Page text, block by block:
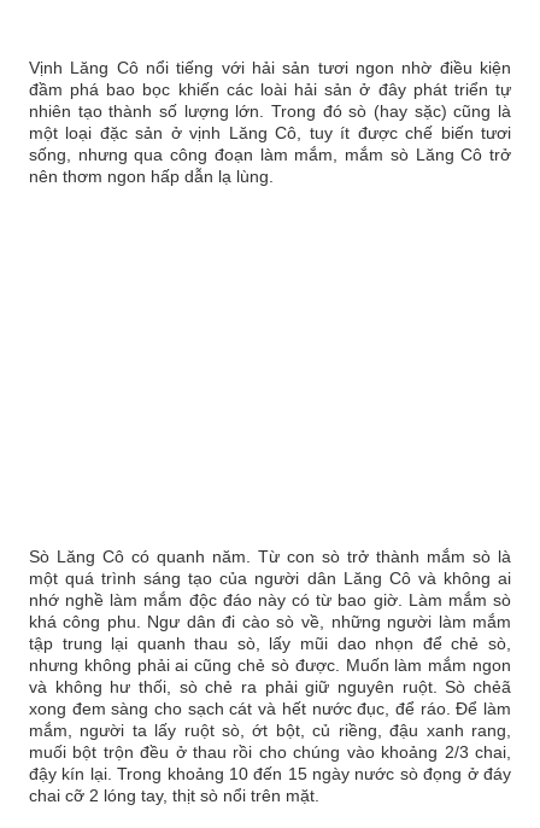
Vịnh Lăng Cô nổi tiếng với hải sản tươi ngon nhờ điều kiện
đầm phá bao bọc khiến các loài hải sản ở đây phát triển tự
nhiên tạo thành số lượng lớn. Trong đó sò (hay sặc) cũng là
một loại đặc sản ở vịnh Lăng Cô, tuy ít được chế biến tươi
sống, nhưng qua công đoạn làm mắm, mắm sò Lăng Cô trở
nên thơm ngon hấp dẫn lạ lùng.
Sò Lăng Cô có quanh năm. Từ con sò trở thành mắm sò là
một quá trình sáng tạo của người dân Lăng Cô và không ai
nhớ nghề làm mắm độc đáo này có từ bao giờ. Làm mắm sò
khá công phu. Ngư dân đi cào sò về, những người làm mắm
tập trung lại quanh thau sò, lấy mũi dao nhọn để chẻ sò,
nhưng không phải ai cũng chẻ sò được. Muốn làm mắm ngon
và không hư thối, sò chẻ ra phải giữ nguyên ruột. Sò chẻã
xong đem sàng cho sạch cát và hết nước đục, để ráo. Để làm
mắm, người ta lấy ruột sò, ớt bột, củ riềng, đậu xanh rang,
muối bột trộn đều ở thau rồi cho chúng vào khoảng 2/3 chai,
đậy kín lại. Trong khoảng 10 đến 15 ngày nước sò đọng ở đáy
chai cỡ 2 lóng tay, thịt sò nổi trên mặt.